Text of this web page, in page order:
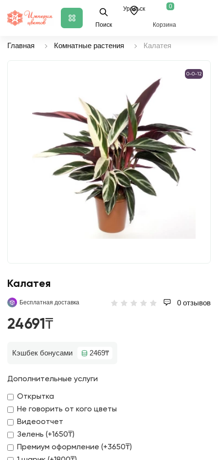
Поиск
Уральск 0
Корзина
Главная Комнатные растения Калатея
0-0-12
Калатея
Бесплатная доставка 0 отзывов
24691₸
Кэшбек бонусами 2469₸
Дополнительные услуги
Открытка
Не говорить от кого цветы
Видеоотчет
Зелень (+1650₸)
Премиум оформление (+3650₸)